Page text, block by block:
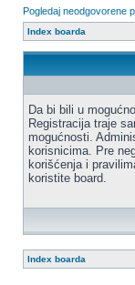
Pogledaj neodgovorene
Index boarda
Da bi bili u
Registracija traje
mogućnosti.
korisnicima. Pre
korišćenja i
koristite board.
Index boarda